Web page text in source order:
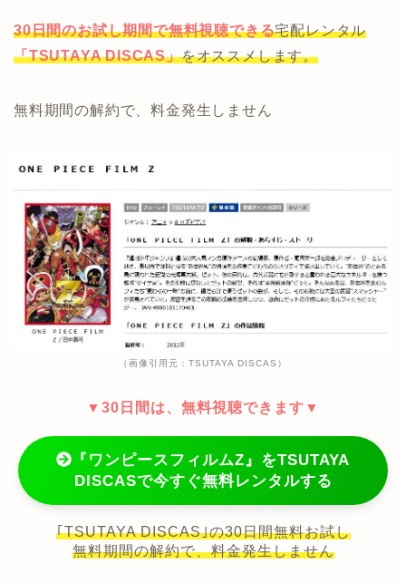
30日間のお試し期間で無料視聴できる宅配レンタル
「TSUTAYA DISCAS」をオススメします。
無料期間の解約で、料金発生しません
（画像引用元：TSUTAYA DISCAS）
▼30日間は、無料視聴できます▼
『ワンピースフィルムZ』をTSUTAYA
DISCASで今すぐ無料レンタルする
｢TSUTAYA DISCAS｣の30日間無料お試し
無料期間の解約で、料金発生しません